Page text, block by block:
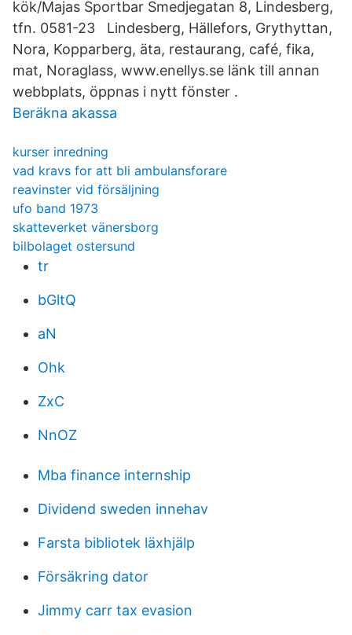
kök/Majas Sportbar Smedjegatan 8, Lindesberg,
tfn. 0581-23 Lindesberg, Hällefors, Grythyttan,
Nora, Kopparberg, äta, restaurang, café, fika,
mat, Noraglass, www.enellys.se länk till annan
webbplats, öppnas i nytt fönster .
Beräkna akassa
kurser inredning
vad kravs for att bli ambulansforare
reavinster vid försäljning
ufo band 1973
skatteverket vänersborg
bilbolaget ostersund
tr
bGltQ
aN
Ohk
ZxC
NnOZ
Mba finance internship
Dividend sweden innehav
Farsta bibliotek läxhjälp
Försäkring dator
Jimmy carr tax evasion